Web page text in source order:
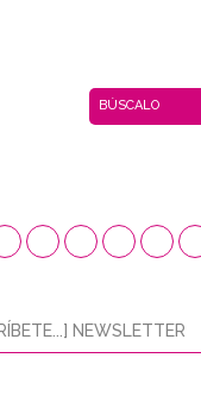
NEWSLETTER